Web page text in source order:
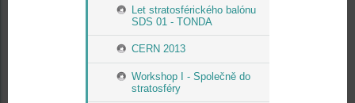
Let stratosférického balónu
SDS 01 - TONDA
CERN 2013
Workshop I - Společně do
stratosféry